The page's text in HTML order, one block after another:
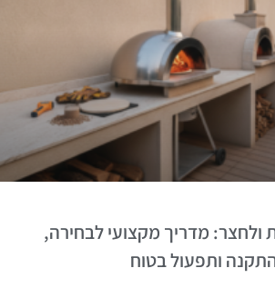
ולחצר: מדריך מקצועי לבחירה,
ותפעול בטוח